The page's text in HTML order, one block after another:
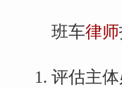
班车律师
1. 评估主体